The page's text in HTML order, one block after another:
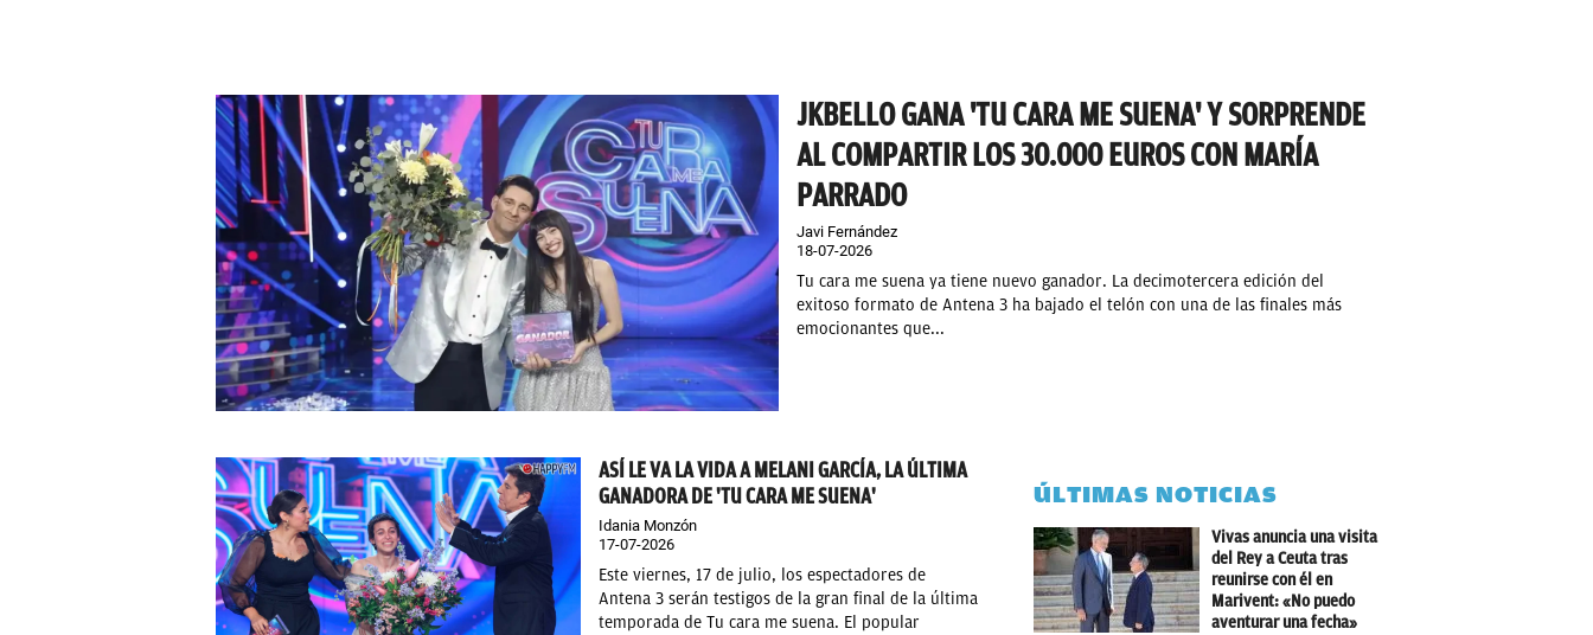
JKBELLO GANA 'TU CARA ME SUENA' Y SORPRENDE
AL COMPARTIR LOS 30.000 EUROS CON MARÍA
PARRADO
Javi Fernández
18-07-2026
Tu cara me suena ya tiene nuevo ganador. La decimotercera edición del
exitoso formato de Antena 3 ha bajado el telón con una de las finales más
emocionantes que...
ASÍ LE VA LA VIDA A MELANI GARCÍA, LA ÚLTIMA
GANADORA DE 'TU CARA ME SUENA'
Idania Monzón
17-07-2026
Este viernes, 17 de julio, los espectadores de
Antena 3 serán testigos de la gran final de la última
temporada de Tu cara me suena. El popular
ÚLTIMAS NOTICIAS
Vivas anuncia una visita
del Rey a Ceuta tras
reunirse con él en
Marivent: «No puedo
aventurar una fecha»